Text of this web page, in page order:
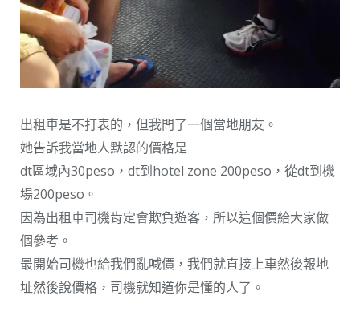
出租車是不打表的，但我問了一個當地朋友。
她告訴我當地人默認的價格是
dt區域內30peso，dt到hotel zone 200peso，從dt到機
場200peso。
因為出租車司機肯定會欺負遊客，所以這個價給大家做
個參考。
最開始司機也給我們亂喊價，我們就直接上車然後報地
址然後說價格，司機就知道你是懂的人了。